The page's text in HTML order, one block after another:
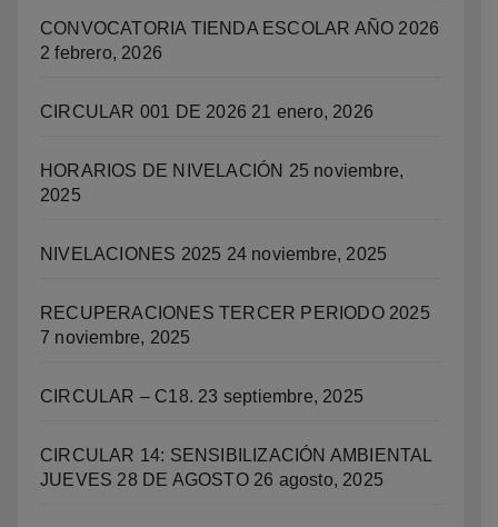
CONVOCATORIA TIENDA ESCOLAR AÑO 2026
2 febrero, 2026
CIRCULAR 001 DE 2026 21 enero, 2026
HORARIOS DE NIVELACIÓN 25 noviembre,
2025
NIVELACIONES 2025 24 noviembre, 2025
RECUPERACIONES TERCER PERIODO 2025
7 noviembre, 2025
CIRCULAR – C18. 23 septiembre, 2025
CIRCULAR 14: SENSIBILIZACIÓN AMBIENTAL
JUEVES 28 DE AGOSTO 26 agosto, 2025